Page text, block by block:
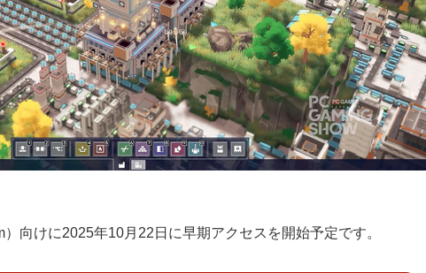
）向けに2025年10月22日に早期アクセスを開始予定です。